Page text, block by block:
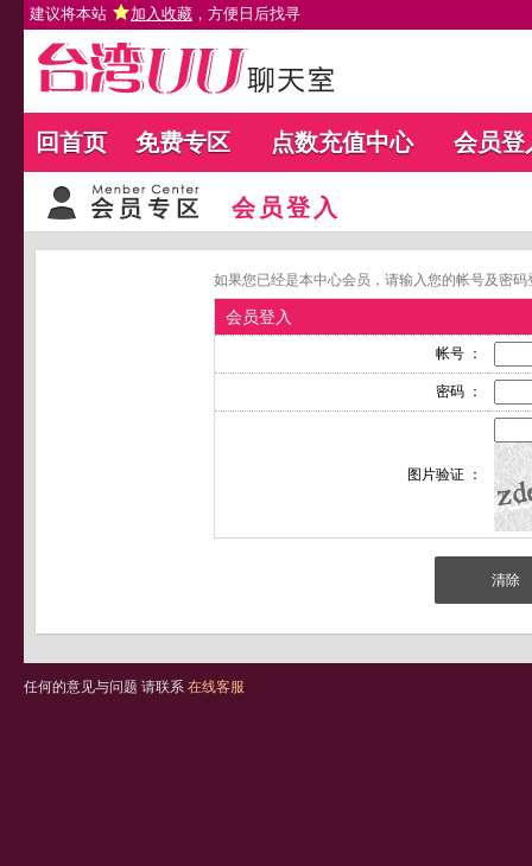
建议将本站 加入收藏 ，方便日后找寻
回首页 免费专区 点数充值中心 会员登
会员登入
如果您已经是本中心会员，请输入您的帐号及密
会员登入
帐号 ：
密码 ：
图片验证 ：
任何的意见与问题 请联系 在线客服